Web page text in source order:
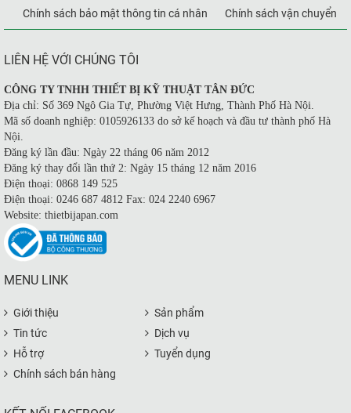
Chính sách bảo mật thông tin cá nhân Chính sách vận chuyển
LIÊN HỆ VỚI CHÚNG TÔI
CÔNG TY TNHH THIẾT BỊ KỸ THUẬT TÂN ĐỨC
Địa chỉ: Số 369 Ngô Gia Tự, Phường Việt Hưng, Thành Phố Hà Nội.
Mã số doanh nghiệp: 0105926133 do sở kế hoạch và đầu tư thành phố Hà
Nội.
Đăng ký lần đầu: Ngày 22 tháng 06 năm 2012
Đăng ký thay đổi lần thứ 2: Ngày 15 tháng 12 năm 2016
Điện thoại: 0868 149 525
Điện thoại: 0246 687 4812 Fax: 024 2240 6967
Website: thietbijapan.com
MENU LINK
Giới thiệu
Sản phẩm
Tin tức
Dịch vụ
Hỗ trợ
Tuyển dụng
Chính sách bán hàng